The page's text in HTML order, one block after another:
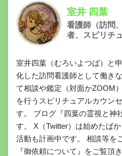
室井 四葉
看護師（訪問
者、スピリチ
室井四葉（むろいよつば）と
化した訪問看護師として働き
て相談や鑑定（対面かZOOM
を行うスピリチュアルカウン
す。 ブログ『四葉の霊視と神
す。 X（Twitter）は始めたば
活動も計画中です。 相談等を
『御依頼について』をご覧頂